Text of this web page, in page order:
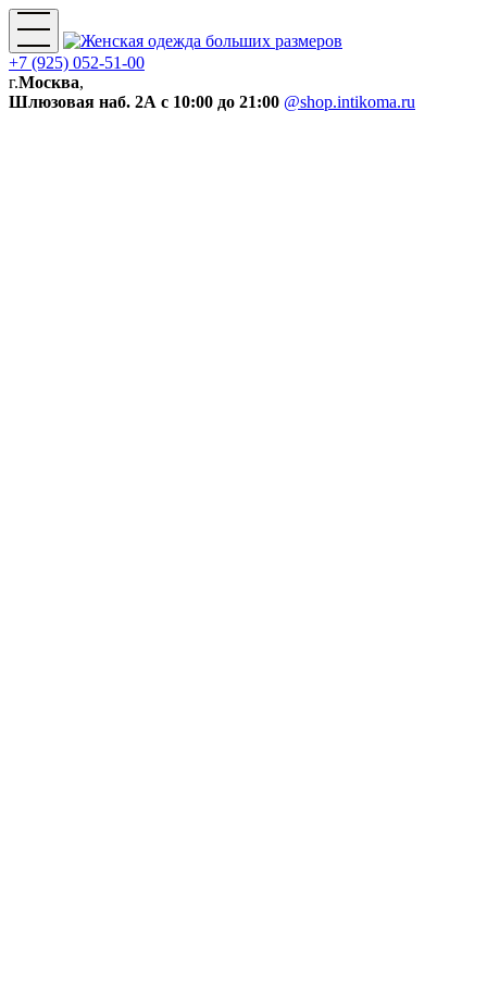
+7 (925) 052-51-00
г.Москва,
Шлюзовая наб. 2А с 10:00 до 21:00 @shop.intikoma.ru